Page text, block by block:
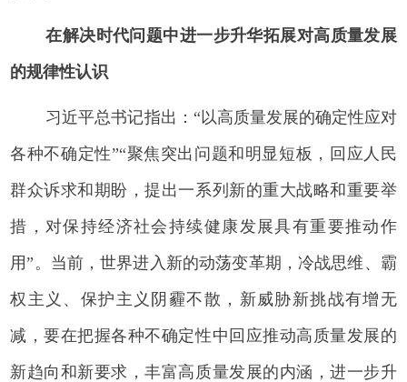
在解决时代问题中进一步升华拓展对高质量发展
的规律性认识
习近平总书记指出：“以高质量发展的确定性应对
各种不确定性”“聚焦突出问题和明显短板，回应人民
群众诉求和期盼，提出一系列新的重大战略和重要举
措，对保持经济社会持续健康发展具有重要推动作
用”。当前，世界进入新的动荡变革期，冷战思维、霸
权主义、保护主义阴霾不散，新威胁新挑战有增无
减，要在把握各种不确定性中回应推动高质量发展的
新趋向和新要求，丰富高质量发展的内涵，进一步升